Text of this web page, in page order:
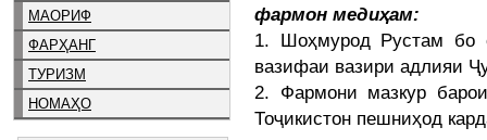
МАОРИФ
ФАРҲАНГ
ТУРИЗМ
НОМАҲО
фармон медиҳам:
1. Шоҳмурод Рустам бо
вазифаи вазири адлияи
2. Фармони мазкур
Тоҷикистон пешниҳод